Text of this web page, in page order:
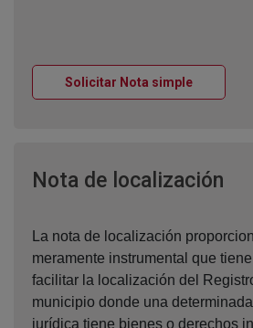
Solicitar Nota simpleVentana
Nota de localización
La nota de localización
meramente instrumental que
facilitar la localización del
municipio donde una
jurídica tiene bienes o derechos